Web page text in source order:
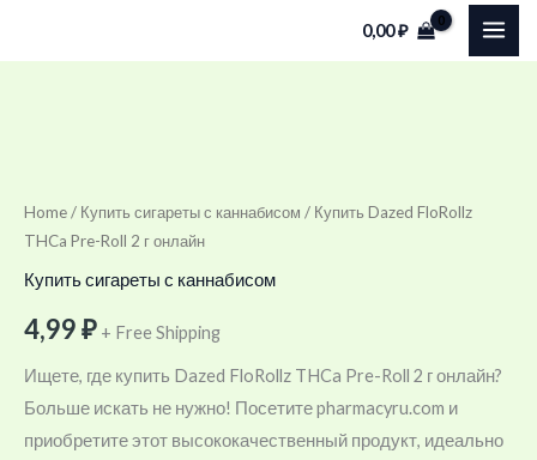
0,00₽
Home/ Купить сигареты с каннабисом / Купить Dazed FloRollz
THCa Pre-Roll 2 г онлайн
Купить сигареты с каннабисом
4,99₽ + Free Shipping
Ищете, где купить Dazed FloRollz THCa Pre-Roll 2 г онлайн?
Больше искать не нужно! Посетите pharmacyru.com и
приобретите этот высококачественный продукт, идеально
FloRollz
THCa
Pre-
2
г
онлайн
quantity